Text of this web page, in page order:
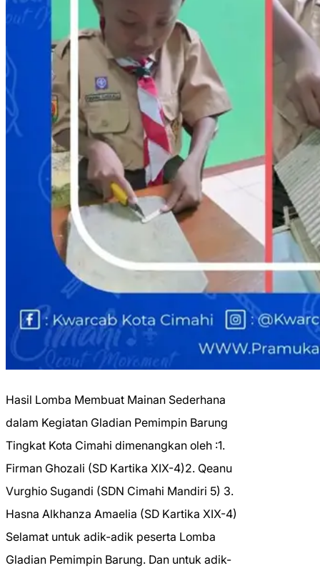
Hasil Lomba Membuat Mainan Sederhana
dalam Kegiatan Gladian Pemimpin Barung
Tingkat Kota Cimahi dimenangkan oleh :1.
Firman Ghozali (SD Kartika XIX-4)2. Qeanu
Vurghio Sugandi (SDN Cimahi Mandiri 5) 3.
Hasna Alkhanza Amaelia (SD Kartika XIX-4)
Selamat untuk adik-adik peserta Lomba
Gladian Pemimpin Barung. Dan untuk adik-